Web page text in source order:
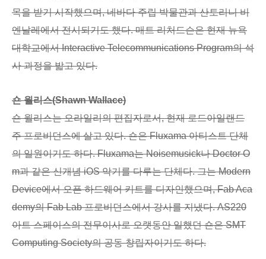
목을 받기 시작했으며, 네바다 주립 박물관과 산토리니 비
엔날레에서 전시되기도 했다. 매트 리처드슨은 현재 뉴욕
대학교에서 Interactive Telecommunications Program의 석
사 과정을 밟고 있다.
숀 월리스(Shawn Wallace)
숀 월리스는 오라일리의 편집자로서, 현재 로드아일랜드
주 프로비던스에 살고 있다. 숀은 Fluxama 아티스트 단체
의 일원이기도 하다. Fluxama는 Noisemusick나 Doctor O
m과 같은 신개념 iOS 악기를 다루는 단체다. 그는 Modern
Device에서 오픈 하드웨어 키트를 디자인했으며, Fab Aca
demy의 Fab Lab 프로비던스에서 강사를 지냈다. AS220
아트 스페이스의 전무이사로 오랫동안 일했던 숀은 SMT
Computing Society의 공동 창립자이기도 하다.